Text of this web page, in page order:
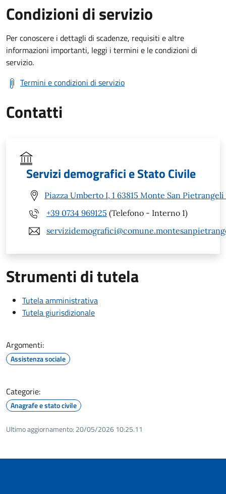
Condizioni di servizio
Per conoscere i dettagli di scadenze, requisiti e altre
informazioni importanti, leggi i termini e le condizioni di
servizio.
Termini e condizioni di servizio
Contatti
Servizi demografici e Stato Civile
Piazza Umberto I, 1 63815 Monte San Pietrangeli
+39 0734 969125 (Telefono - Interno 1)
Strumenti di tutela
Tutela amministrativa
Tutela giurisdizionale
Argomenti:
Assistenza sociale
Categorie:
Anagrafe e stato civile
Ultimo aggiornamento: 20/05/2026 10:25.11